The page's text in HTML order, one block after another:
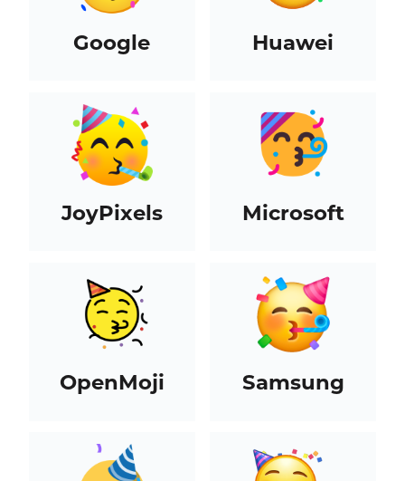
Google Huawei
JoyPixels Microsoft
OpenMoji Samsung